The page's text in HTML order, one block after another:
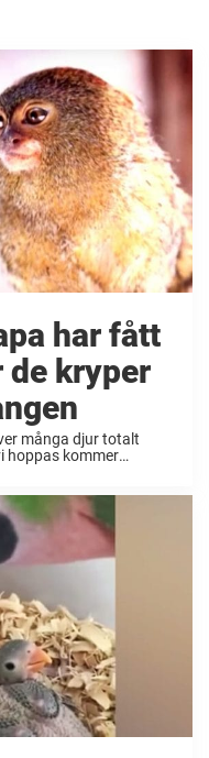
har fått
de kryper
många djur totalt
hoppas kommer